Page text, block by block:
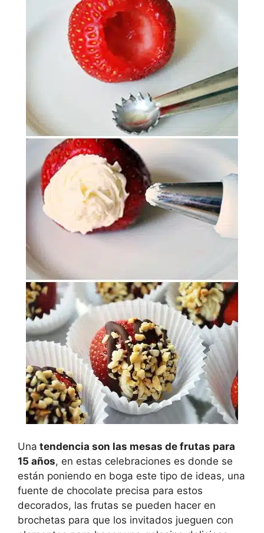
Una tendencia son las mesas de frutas para
15 años, en estas celebraciones es donde se
están poniendo en boga este tipo de ideas, una
fuente de chocolate precisa para estos
decorados, las frutas se pueden hacer en
brochetas para que los invitados jueguen con